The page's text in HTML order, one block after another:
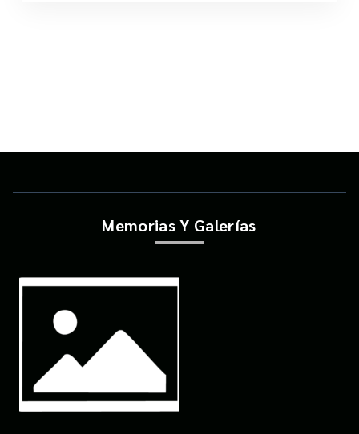
Memorias Y Galerías